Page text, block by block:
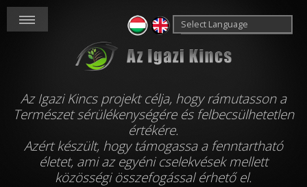
Az Igazi Kincs projekt célja, hogy rámutasson a
Természet sérülékenységére és felbecsülhetetlen
értékére.
Azért készült, hogy támogassa a fenntartható
életet, ami az egyéni cselekvések mellett
közösségi összefogással érhető el.